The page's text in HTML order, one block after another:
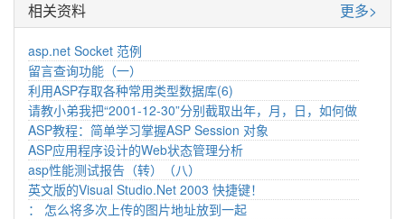
相关资料 更多>
asp.net Socket 范例
留言查询功能（一）
利用ASP存取各种常用类型数据库(6)
请教小弟我把“2001-12-30”分别截取出年，月，日，如何做
ASP教程：简单学习掌握ASP Session 对象
ASP应用程序设计的Web状态管理分析
asp性能测试报告（转）（八）
英文版的Visual Studio.Net 2003 快捷键！
： 怎么将多次上传的图片地址放到一起